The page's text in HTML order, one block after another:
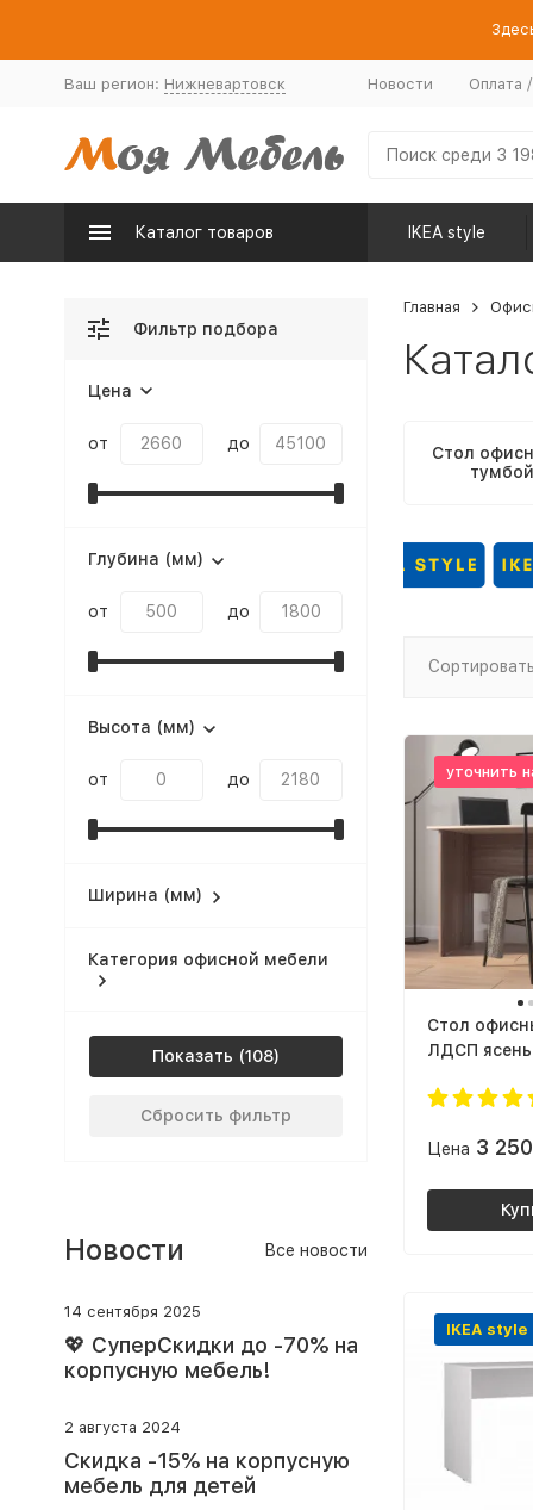
Ваш регион: Нижневартовск Новости Оплата
Каталог товаров IKEA style
Главная
Стол
тумбой
уточнить
Cтол
ЛДСП
темный
Цена 3 250
IKEA style
Фильтр подбора
Цена
от до
Глубина (мм)
от до
Высота (мм)
от до
Ширина (мм)
Категория офисной мебели
Показать
Сбросить фильтр
Новости Все новости
14 сентября 2025
💖 СуперСкидки до -70% на
корпусную мебель!
2 августа 2024
Скидка -15% на корпусную
мебель для детей